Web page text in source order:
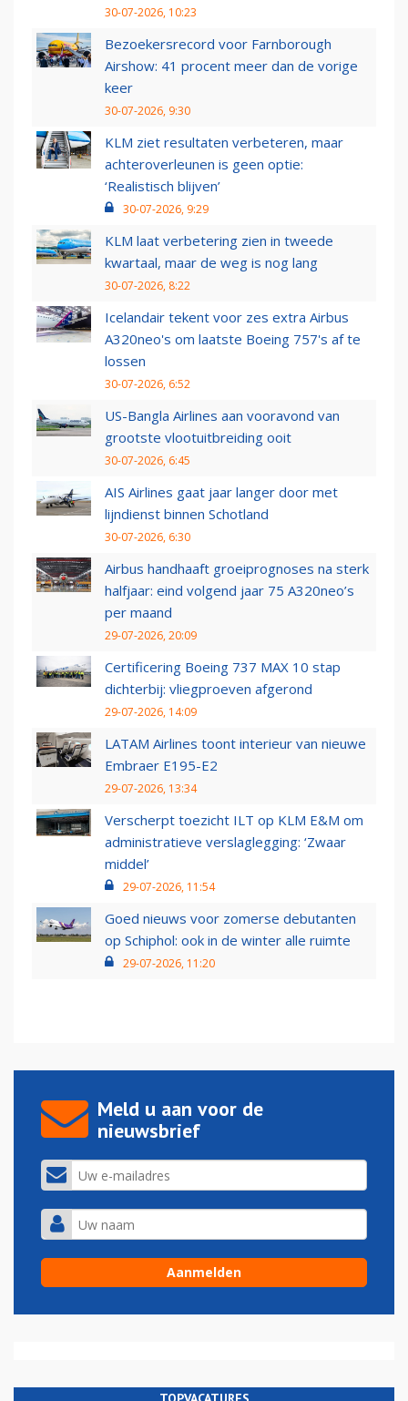
30-07-2026, 10:23
Bezoekersrecord voor Farnborough
Airshow: 41 procent meer dan de vorige
keer
30-07-2026, 9:30
KLM ziet resultaten verbeteren, maar
achteroverleunen is geen optie:
‘Realistisch blijven’
30-07-2026, 9:29
KLM laat verbetering zien in tweede
kwartaal, maar de weg is nog lang
30-07-2026, 8:22
Icelandair tekent voor zes extra Airbus
A320neo's om laatste Boeing 757's af te
lossen
30-07-2026, 6:52
US-Bangla Airlines aan vooravond van
grootste vlootuitbreiding ooit
30-07-2026, 6:45
AIS Airlines gaat jaar langer door met
lijndienst binnen Schotland
30-07-2026, 6:30
Airbus handhaaft groeiprognoses na sterk
halfjaar: eind volgend jaar 75 A320neo’s
per maand
29-07-2026, 20:09
Certificering Boeing 737 MAX 10 stap
dichterbij: vliegproeven afgerond
29-07-2026, 14:09
LATAM Airlines toont interieur van nieuwe
Embraer E195-E2
29-07-2026, 13:34
Verscherpt toezicht ILT op KLM E&M om
administratieve verslaglegging: ‘Zwaar
middel’
29-07-2026, 11:54
Goed nieuws voor zomerse debutanten
op Schiphol: ook in de winter alle ruimte
29-07-2026, 11:20
Meld u aan voor de
nieuwsbrief